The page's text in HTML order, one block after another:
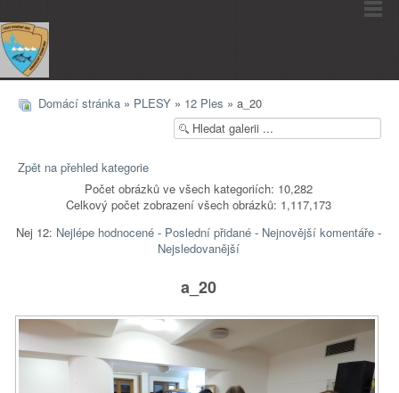
Domácí stránka » PLESY » 12 Ples » a_20
Zpět na přehled kategorie
Počet obrázků ve všech kategoriích: 10,282
Celkový počet zobrazení všech obrázků: 1,117,173
Nej 12: Nejlépe hodnocené- Poslední přidané- Nejnovější komentáře-
Nejsledovanější
a_20